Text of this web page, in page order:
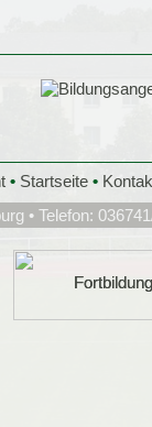
Fortbildung
Fortbildung
• Startseite •
• Telefon: